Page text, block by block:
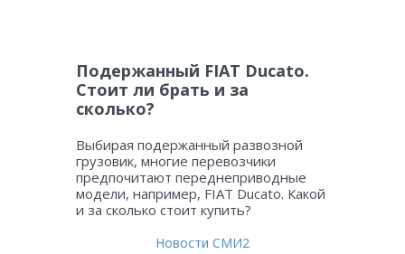
Подержанный FIAT Ducato.
Стоит ли брать и за
сколько?
Выбирая подержанный развозной
грузовик, многие перевозчики
предпочитают переднеприводные
модели, например, FIAT Ducato. Какой
и за сколько стоит купить?
Новости СМИ2